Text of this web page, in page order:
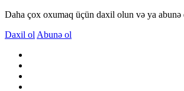
Daha çox oxumaq üçün daxil olun və ya abunə
Daxil ol Abunə ol